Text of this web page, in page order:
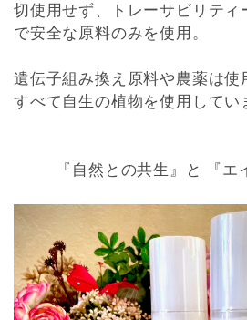
切使用せず、トレーサビリティ
で安全な原料のみを使用。
遺伝子組み換え原料や農薬は使
すべて自生の植物を使用してい
『自然との共生』と 『エ